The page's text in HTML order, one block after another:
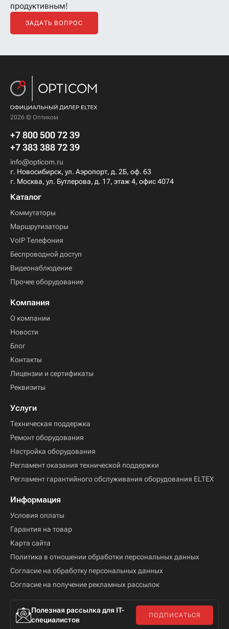
продуктивным!
ЗАДАТЬ ВОПРОС
2026 © Оптиком
+7 800 500 72 39
+7 383 388 72 39
info@opticom.ru
г. Новосибирск, ул. Аэропорт, д. 2Б, оф. 63
г. Москва, ул. Бутлерова, д. 17, этаж 4, офис 4074
Каталог
Коммутаторы
Маршрутизаторы
VoIP Телефония
Беспроводной доступ
Видеонаблюдение
Прочее оборудование
Компания
О компании
Новости
Блог
Контакты
Лицензии и сертификаты
Реквизиты
Услуги
Техническая поддержка
Ремонт оборудования
Настройка оборудования
Регламент оказания технической поддержки
Регламент гарантийного обслуживания оборудования ELTEX
Информация
Условия оплаты
Гарантия на товар
Карта сайта
Политика в отношении обработки персональных данных
Согласие на обработку персональных данных
Согласие на получение рекламных рассылок
Полезная рассылка для IT-
специалистов
ПОДПИСАТЬСЯ